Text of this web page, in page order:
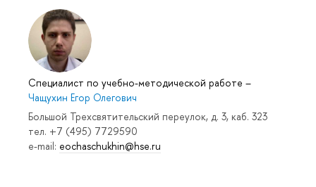
Специалист по учебно-методической работе –
Чащухин Егор Олегович
Большой Трехсвятительский переулок, д. 3, каб. 323
тел. +7 (495) 7729590
e-mail: eochaschukhin@hse.ru